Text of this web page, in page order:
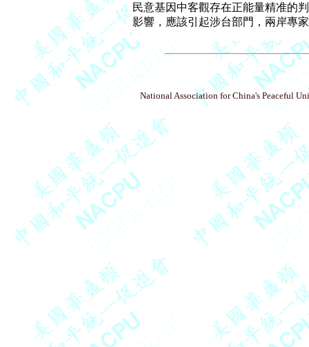
民意基因中客觀存在正能量精准的
National Association for China's Peaceful